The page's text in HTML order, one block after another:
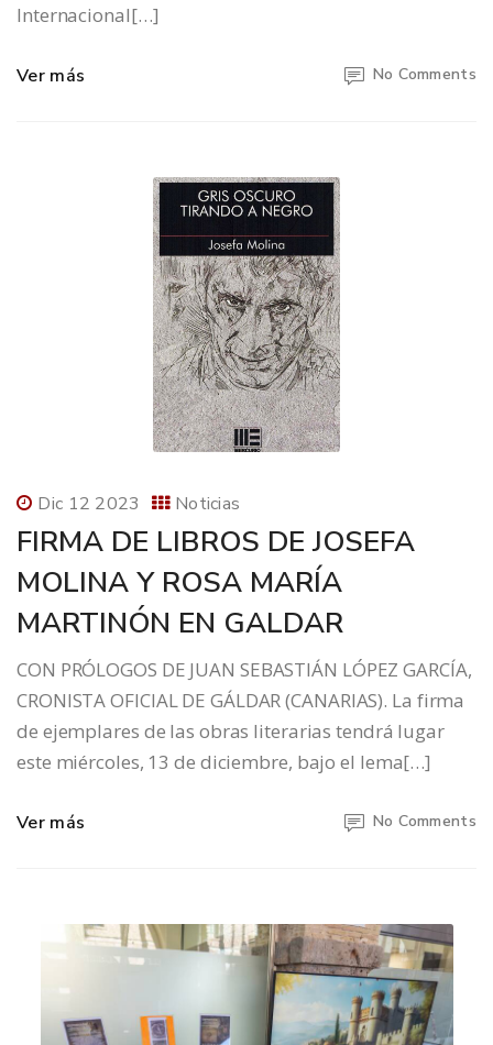
Internacional[…]
Ver más No Comments
Dic 12 2023 Noticias
FIRMA DE LIBROS DE JOSEFA
MOLINA Y ROSA MARÍA
MARTINÓN EN GALDAR
CON PRÓLOGOS DE JUAN SEBASTIÁN LÓPEZ GARCÍA,
CRONISTA OFICIAL DE GÁLDAR (CANARIAS). La firma
de ejemplares de las obras literarias tendrá lugar
este miércoles, 13 de diciembre, bajo el lema[…]
Ver más No Comments